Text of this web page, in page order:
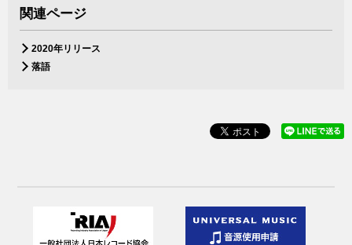
関連ページ
2020年リリース
落語